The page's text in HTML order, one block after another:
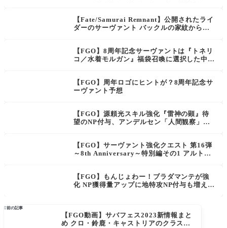
6弾スキル強化内容と倍率判明
【Fate/Samurai Remnant】公開されたライ
ダーのサーヴァント バックルの家紋から真
【FGO】8周年記念サーヴァントは『トネリ
コ／水着モルガン』福袋召喚に選択した中か
【FGO】周年ロゴにヒントが？8周年記念サ
ーヴァント予想
【FGO】源頼光スキル強化『雷神の顕』待
望のNP付与、アンデルセン「人間観察」ス
内容と倍率判明
【FGO】サーヴァント強化クエスト 第16弾
～8th Anniversary～特別編その1 アルトリ
【FGO】もんじょわー！ブラダマンテが強
化 NP獲得量アップに地特攻NP付与も増えか
前の記事
【FGO動画】サバフェス2023新情報まと
め クロ・鈴鹿・キャストリアのクラス公